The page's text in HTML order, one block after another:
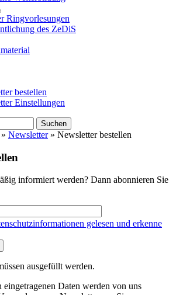
Ringvorlesungen
des ZeDiS
bestellen
Einstellungen
» Newsletter» Newsletter bestellen
informiert werden? Dann abonnieren Sie
gelesen und erkenne
ausgefüllt werden.
eingetragenen Daten werden von uns